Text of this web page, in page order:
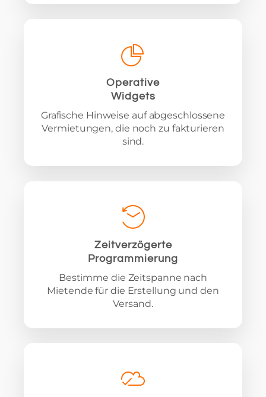
Operative
Widgets
Grafische Hinweise auf abgeschlossene
Vermietungen, die noch zu fakturieren
sind.
Zeitverzögerte
Programmierung
Bestimme die Zeitspanne nach
Mietende für die Erstellung und den
Versand.